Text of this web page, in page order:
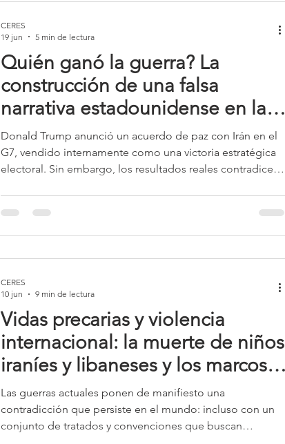
Quién ganó la guerra? La
construcción de una falsa
narrativa estadounidense en la
guerra contra Irán
Donald Trump anunció un acuerdo de paz con Irán en el
G7, vendido internamente como una victoria estratégica
electoral. Sin embargo, los resultados reales contradicen
fortalecía gracias al nacionalismo. Los aliados del Golfo
se distanciaron, Israel quedó aislado y EE. UU. solo
CERES
19 jun
5 min de lectura
Vidas precarias y violencia
internacional: la muerte de niños
iraníes y libaneses y los marcos
de la guerra contemporánea
Las guerras actuales ponen de manifiesto una
contradicción que persiste en el mundo: incluso con un
conjunto de tratados y convenciones que buscan
CERES
10 jun
9 min de lectura